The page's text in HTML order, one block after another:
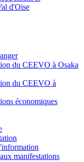
d'Oise
du CEEVO à Osaka
du CEEVO à
économiques
manifestations